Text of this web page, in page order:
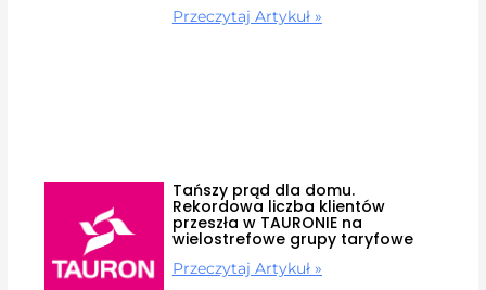
Przeczytaj Artykuł »
Tańszy prąd dla domu.
Rekordowa liczba klientów
przeszła w TAURONIE na
wielostrefowe grupy taryfowe
Przeczytaj Artykuł »